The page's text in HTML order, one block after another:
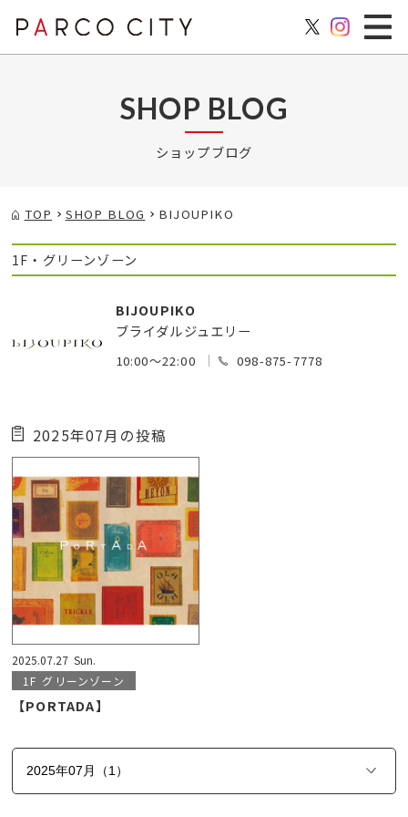
SHOP BLOG
ショップブログ
TOP SHOP BLOG BIJOUPIKO
1F・グリーンゾーン
BIJOUPIKO
ブライダルジュエリー
10:00～22:00 098-875-7778
2025年07月の投稿
2025.07.27 Sun.
1F グリーンゾーン
【PORTADA】